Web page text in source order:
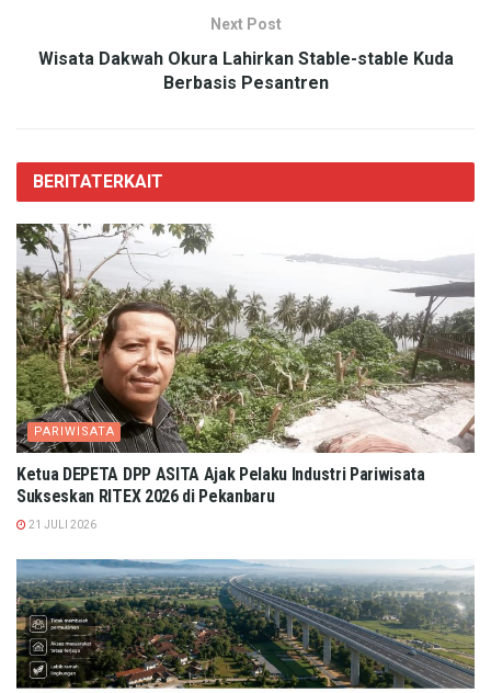
Next Post
Wisata Dakwah Okura Lahirkan Stable-stable Kuda
Berbasis Pesantren
BERITATERKAIT
PARIWISATA
Ketua DEPETA DPP ASITA Ajak Pelaku Industri Pariwisata
Sukseskan RITEX 2026 di Pekanbaru
21 JULI 2026